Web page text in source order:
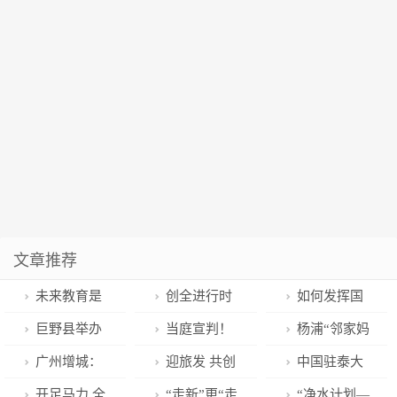
文章推荐
未来教育是
什么样？南京
江北新区带你
“解锁”
创全进行时
丨社区来了年
轻人，为基层
治理注入“新活
如何发挥国
有企业在区域
发展中的“主力
军”作用？杨浦
巨野县举办
第一季度乡村
振兴“擂台比
当庭宣判！
全国首例
杨浦“邻家妈
妈”，让孩子
“向阳而生”
广州增城：
稳！确保增城
迎旅发 共创
城 青岛国有企
中国驻泰大
使馆回应！